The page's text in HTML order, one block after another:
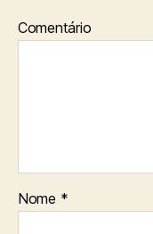
Comentário
Nome *